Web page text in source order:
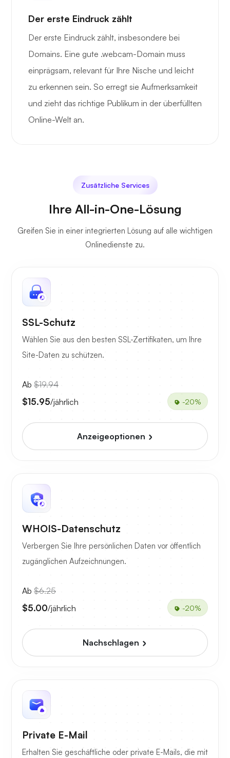
Der erste Eindruck zählt
Der erste Eindruck zählt, insbesondere bei
Domains. Eine gute .webcam-Domain muss
einprägsam, relevant für Ihre Nische und leicht
zu erkennen sein. So erregt sie Aufmerksamkeit
und zieht das richtige Publikum in der überfüllten
Online-Welt an.
Zusätzliche Services
Ihre All-in-One-Lösung
Greifen Sie in einer integrierten Lösung auf alle wichtigen
Onlinedienste zu.
SSL-Schutz
Wählen Sie aus den besten SSL-Zertifikaten, um Ihre
Site-Daten zu schützen.
Ab $19.94
$15.95/jährlich -20%
Anzeigeoptionen
WHOIS-Datenschutz
Verbergen Sie Ihre persönlichen Daten vor öffentlich
zugänglichen Aufzeichnungen.
Ab $6.25
$5.00/jährlich -20%
Nachschlagen
Private E-Mail
Erhalten Sie geschäftliche oder private E-Mails, die mit